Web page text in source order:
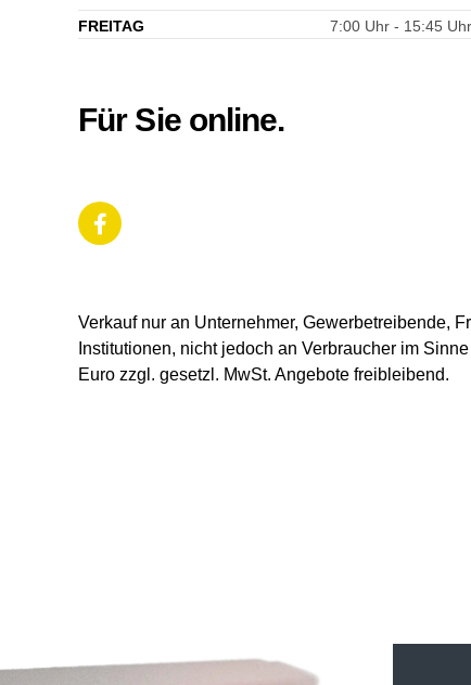
FREITAG 7:00 Uhr - 15:45 Uhr
Für Sie online.
Verkauf nur an Unternehmer, Gewerbetreibende,
Institutionen, nicht jedoch an Verbraucher im
Euro zzgl. gesetzl. MwSt. Angebote freibleibend.